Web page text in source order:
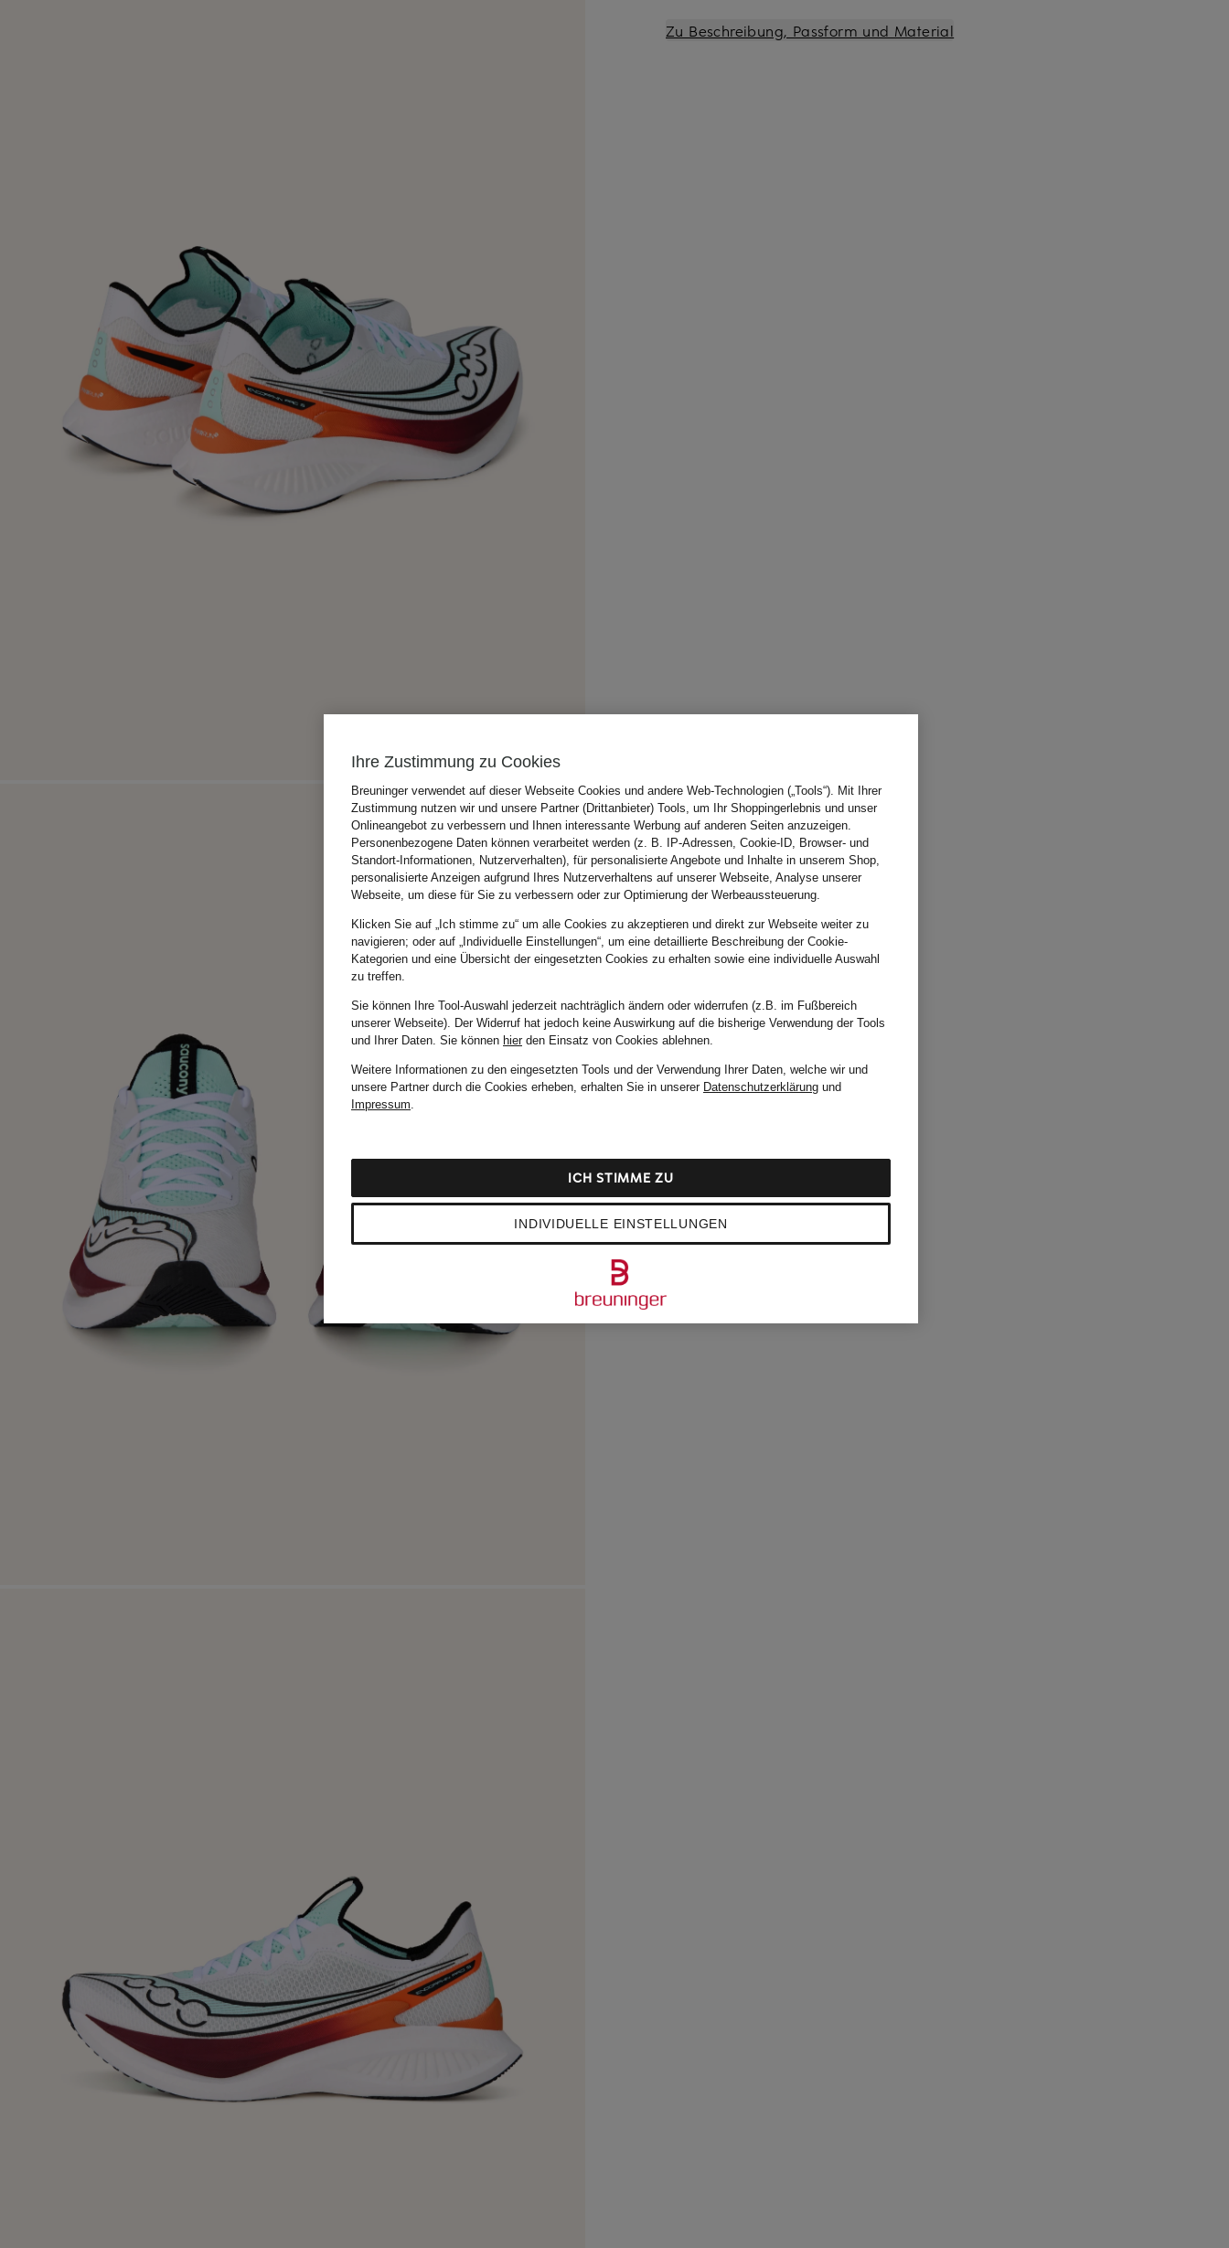
Zu Beschreibung, Passform und Material
Ihre Zustimmung zu Cookies
Breuninger verwendet auf dieser Webseite Cookies und andere Web-Technologien („Tools“). Mit Ihrer
Zustimmung nutzen wir und unsere Partner (Drittanbieter) Tools, um Ihr Shoppingerlebnis und unser
Onlineangebot zu verbessern und Ihnen interessante Werbung auf anderen Seiten anzuzeigen.
Personenbezogene Daten können verarbeitet werden (z. B. IP-Adressen, Cookie-ID, Browser- und
Standort-Informationen, Nutzerverhalten), für personalisierte Angebote und Inhalte in unserem Shop,
personalisierte Anzeigen aufgrund Ihres Nutzerverhaltens auf unserer Webseite, Analyse unserer
Webseite, um diese für Sie zu verbessern oder zur Optimierung der Werbeaussteuerung.
Klicken Sie auf „Ich stimme zu“ um alle Cookies zu akzeptieren und direkt zur Webseite weiter zu
navigieren; oder auf „Individuelle Einstellungen“, um eine detaillierte Beschreibung der Cookie-
Kategorien und eine Übersicht der eingesetzten Cookies zu erhalten sowie eine individuelle Auswahl
zu treffen.
Sie können Ihre Tool-Auswahl jederzeit nachträglich ändern oder widerrufen (z.B. im Fußbereich
unserer Webseite). Der Widerruf hat jedoch keine Auswirkung auf die bisherige Verwendung der Tools
und Ihrer Daten. Sie können hierden Einsatz von Cookies ablehnen.
Weitere Informationen zu den eingesetzten Tools und der Verwendung Ihrer Daten, welche wir und
unsere Partner durch die Cookies erheben, erhalten Sie in unserer Datenschutzerklärung und
Impressum.
INDIVIDUELLE EINSTELLUNGEN
ICH STIMME ZU